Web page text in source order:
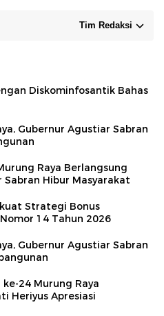
Tim Redaksi
Diskominfosantik Bahas
Gubernur Agustiar Sabran
Raya Berlangsung
Hibur Masyarakat
Strategi Bonus
14 Tahun 2026
Gubernur Agustiar Sabran
24 Murung Raya
Heriyus Apresiasi